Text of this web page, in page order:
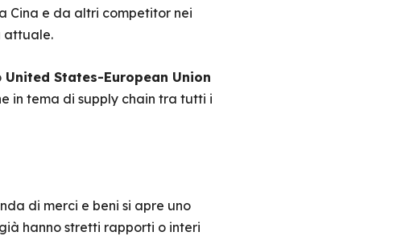
Cina e da altri competitor nei
attuale.
United States-European Union
in tema di supply chain tra tutti i
di merci e beni si apre uno
hanno stretti rapporti o interi